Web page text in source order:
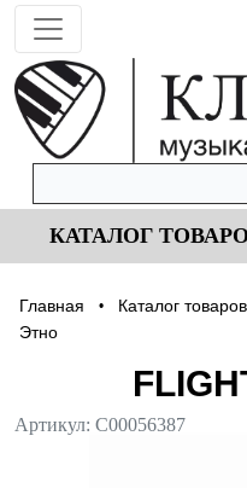
КАТАЛОГ
Главная • Каталог товаров
Этно
Артикул: С00056387